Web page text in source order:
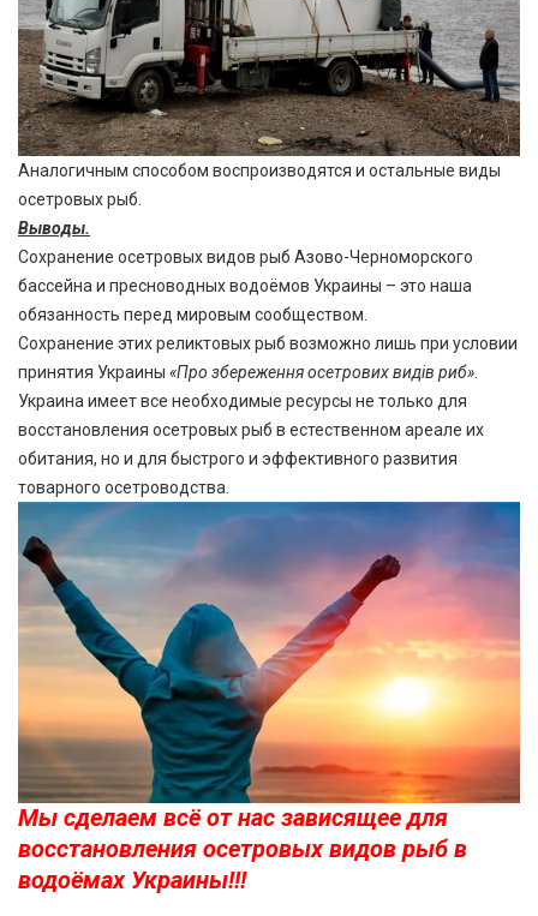
Аналогичным способом воспроизводятся и остальные виды
осетровых рыб.
Выводы.
Сохранение осетровых видов рыб Азово-Черноморского
бассейна и пресноводных водоёмов Украины – это наша
обязанность перед мировым сообществом.
Сохранение этих реликтовых рыб возможно лишь при условии
принятия Украины «Про збереження осетрових видів риб».
Украина имеет все необходимые ресурсы не только для
восстановления осетровых рыб в естественном ареале их
обитания, но и для быстрого и эффективного развития
товарного осетроводства.
Мы сделаем всё от нас зависящее для
восстановления осетровых видов рыб в
водоёмах Украины!!!